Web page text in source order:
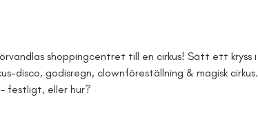
shoppingcentret till en cirkus! Sätt ett kryss i
disco, godisregn, clownföreställning & magisk cirkus.
festligt, eller hur?